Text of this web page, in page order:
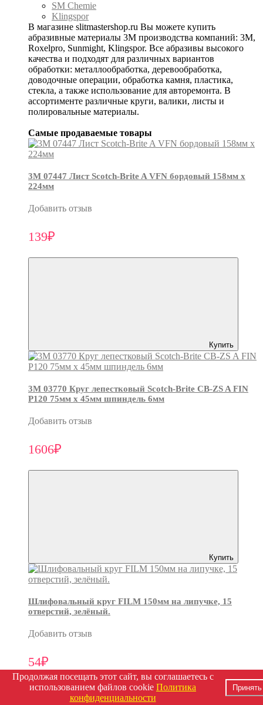
SM Chemie
Klingspor
В магазине slitmastershop.ru Вы можете купить
абразивные материалы 3М производства компаний: 3М,
Roxelpro, Sunmight, Klingspor. Все абразивы высокого
качества и подходят для различных вариантов
обработки: металлообработка, деревообработка,
доводочные операции, обработка камня, пластика,
стекла, а также использование для авторемонта. В
ассортименте различные круги, валики, листы и
полировальные материалы.
Самые продаваемые товары
3М 07447 Лист Scotch-Brite A VFN бордовый 158мм х
224мм
Добавить отзыв
139₽
Купить
3М 03770 Круг лепестковый Scotch-Brite CB-ZS A FIN
P120 75мм х 45мм шпиндель 6мм
Добавить отзыв
1606₽
Купить
Шлифовальный круг FILM 150мм на липучке, 15
отверстий, зелёный.
Добавить отзыв
54₽
Продолжая посещать этот сайт, вы соглашаетесь с
использованием файлов cookie Политика
конфиденциальности
Принять